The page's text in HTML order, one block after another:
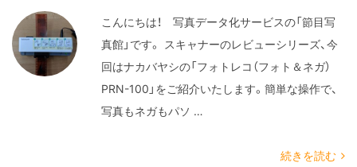
こんにちは！ 写真データ化サービスの「節目写
真館」です。 スキャナーのレビューシリーズ、今
回はナカバヤシの「フォトレコ（フォト＆ネガ）
PRN-100」をご紹介いたします。簡単な操作で、
写真もネガもパソ …
続きを読む